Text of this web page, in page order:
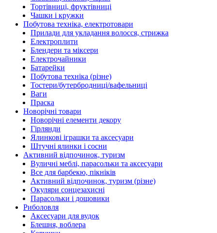
Тортівниці, фруктівниці
Чашки і кружки
Побутова техніка, електротовари
Прилади для укладання волосся, стрижка
Електроплити
Блендери та міксери
Електрочайники
Батарейки
Побутова техніка (різне)
Тостери/бутербродниці/вафельниці
Ваги
Праска
Новорічні товари
Новорічні елементи декору
Гірлянди
Ялинкові іграшки та аксесуари
Штучні ялинки і сосни
Активний відпочинок, туризм
Вуличні меблі, парасольки та аксесуари
Все для барбекю, пікніків
Активний відпочинок, туризм (різне)
Окуляри сонцезахисні
Парасольки і дощовики
Риболовля
Аксесуари для вудок
Блешня, воблера